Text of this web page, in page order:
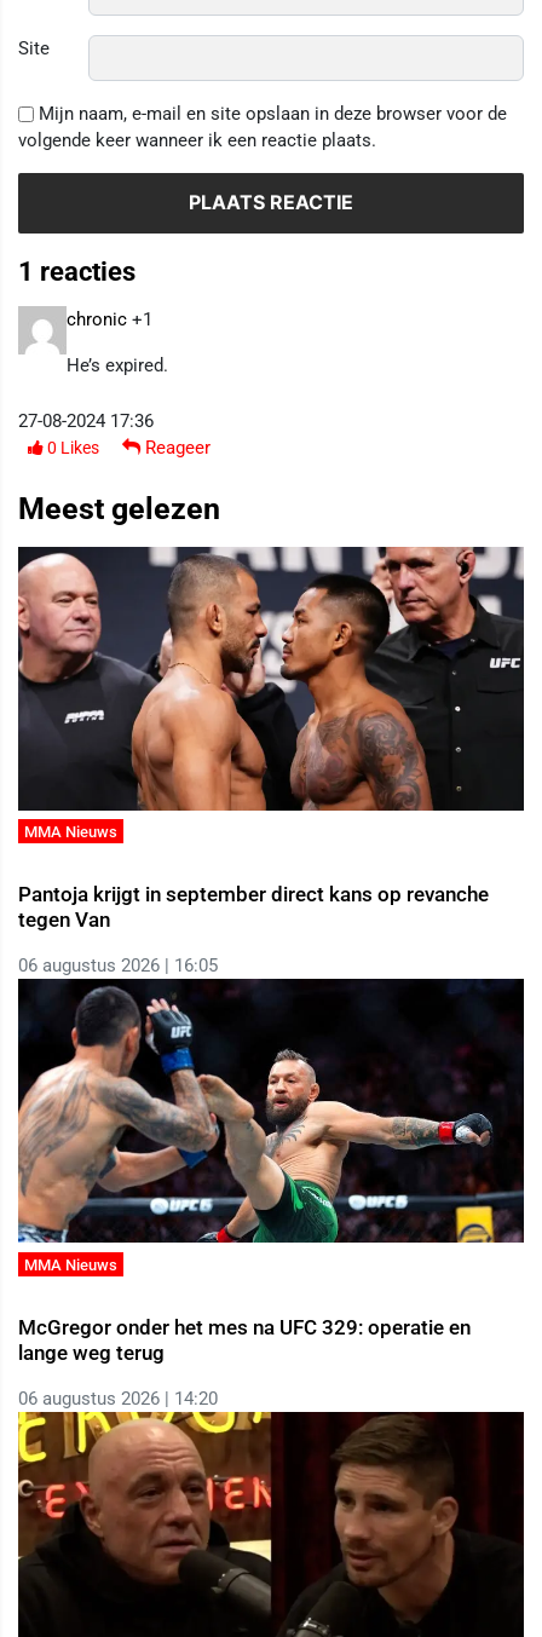
Site
Mijn naam, e-mail en site opslaan in deze browser voor de
volgende keer wanneer ik een reactie plaats.
1 reacties
chronic +1
He’s expired.
27-08-2024 17:36
0 Likes Reageer
Meest gelezen
MMA Nieuws
Pantoja krijgt in september direct kans op revanche
tegen Van
06 augustus 2026 | 16:05
MMA Nieuws
McGregor onder het mes na UFC 329: operatie en
lange weg terug
06 augustus 2026 | 14:20